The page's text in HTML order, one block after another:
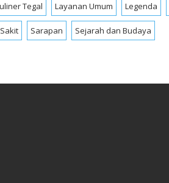
Tegal Layanan Umum Legenda
Sarapan Sejarah dan Budaya